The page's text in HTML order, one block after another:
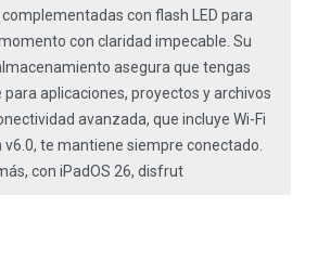
con flash LED para
con claridad impecable. Su
asegura que tengas
aplicaciones, proyectos y archivos
avanzada, que incluye Wi-Fi
te mantiene siempre conectado.
con iPadOS 26, disfrut